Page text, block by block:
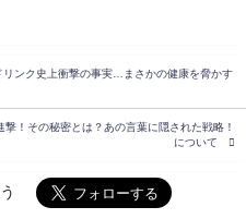
リンク史上衝撃の事実…まさかの健康を脅かす
！その秘密とは？あの言葉に隠された戦略！
について